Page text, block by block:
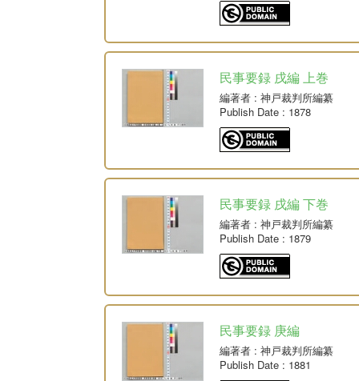
民事要録 戌編 上巻
編著者 : 神戸裁判所編纂
Publish Date : 1878
民事要録 戌編 下巻
編著者 : 神戸裁判所編纂
Publish Date : 1879
民事要録 庚編
編著者 : 神戸裁判所編纂
Publish Date : 1881